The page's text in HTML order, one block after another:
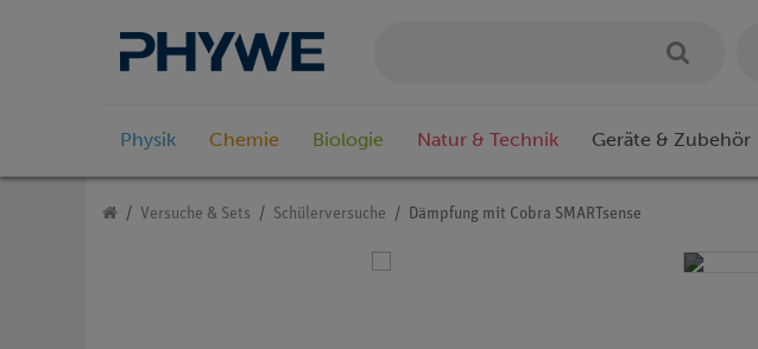
Physik Chemie Biologie Natur & Technik Geräte & Zubehör
Versuche & Sets Schülerversuche Dämpfung mit Cobra SMARTsense